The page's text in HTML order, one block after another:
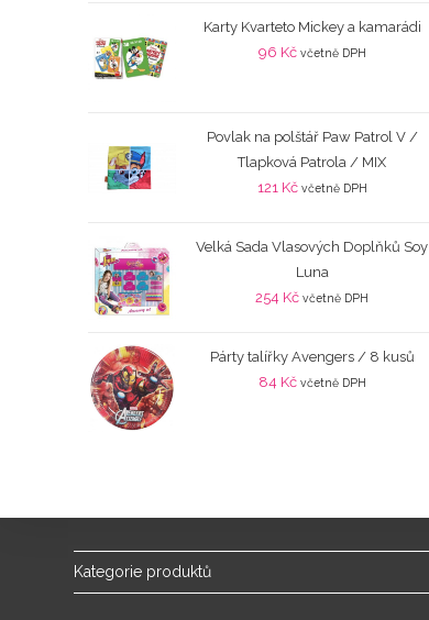
Karty Kvarteto Mickey a kamarádi
96 Kč včetně DPH
Povlak na polštář Paw Patrol V /
Tlapková Patrola / MIX
121 Kč včetně DPH
Velká Sada Vlasových Doplňků Soy
Luna
254 Kč včetně DPH
Párty talířky Avengers / 8 kusů
84 Kč včetně DPH
Kategorie produktů